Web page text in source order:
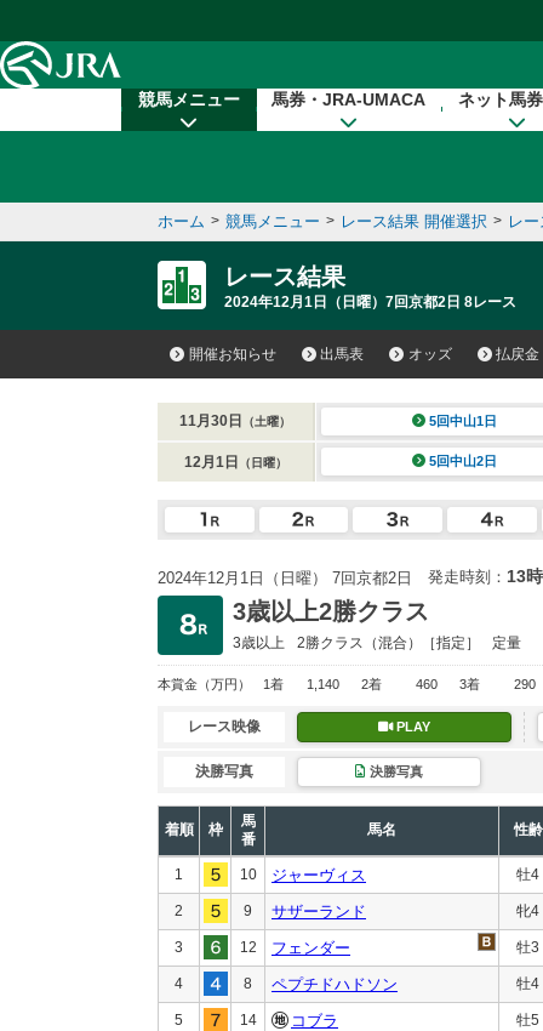
競馬メニュー 馬券・JRA-UMACA ネット馬
ホーム > 競馬メニュー > レース結果 開催選択 > レ
レース結果
2024年12月1日（日曜）7回京都2日 8レース
開催お知らせ 出馬表 オッズ 払戻金
11月30日 （土曜） 5回中山1日
12月1日 （日曜） 5回中山2日
2024年12月1日（日曜） 7回京都2日 発走時刻： 13
3歳以上2勝クラス
3歳以上 2勝クラス （混合）［指定］ 定量
本賞金 （万円） 1着 1,140 2着 460 3着 290
レース映像 PLAY
決勝写真 決勝写真
着順 枠
馬
番
馬名 性齢
1 10 ジャーヴィス 牡4
2 9 サザーランド 牝4
3 12 フェンダー 牡3
4 8 ペプチドハドソン 牡4
5 14 コブラ 牡5